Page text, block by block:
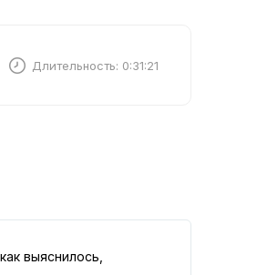
Длительность: 0:31:21
выяснилось,